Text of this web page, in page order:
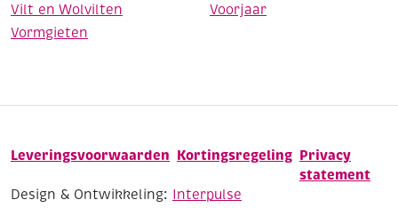
Vilt en Wolvilten
Voorjaar
Vormgieten
Leveringsvoorwaarden Kortingsregeling Privacy
statement
Design & Ontwikkeling: Interpulse